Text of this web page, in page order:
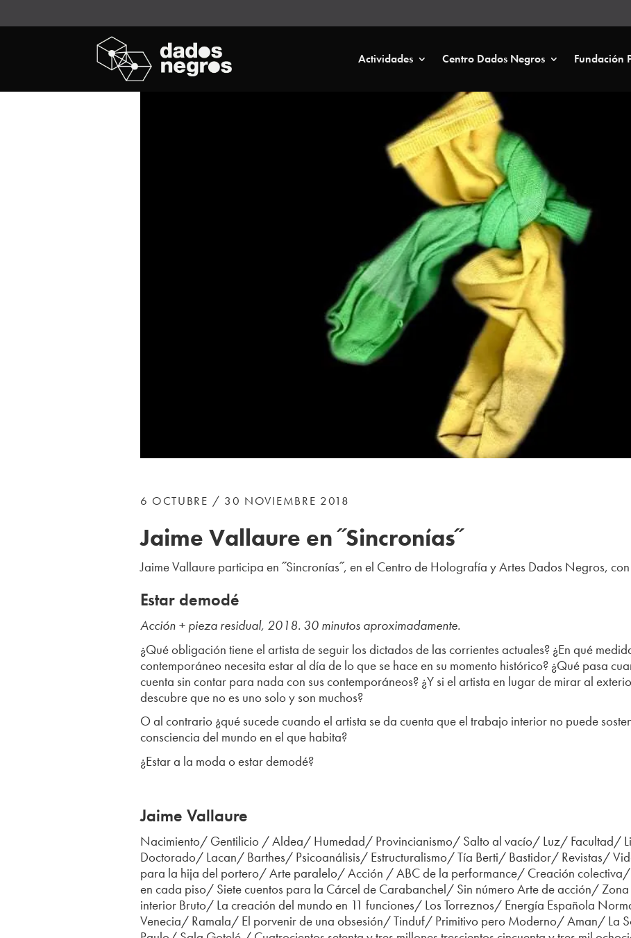
Actividades Centro Dados Negros Fundación
6 OCTUBRE / 30 NOVIEMBRE 2018
Jaime Vallaure en ˝Sincronías˝
Jaime Vallaure participa en ˝Sincronías˝, en el Centro de Holografía y Artes Dados Negros,
Estar demodé
Acción + pieza residual, 2018. 30 minutos aproximadamente.
¿Qué obligación tiene el artista de seguir los dictados de las corrientes actuales? ¿En qué
contemporáneo necesita estar al día de lo que se hace en su momento histórico? ¿Qué pasa
cuenta sin contar para nada con sus contemporáneos? ¿Y si el artista en lugar de mirar al
descubre que no es uno solo y son muchos?
O al contrario ¿qué sucede cuando el artista se da cuenta que el trabajo interior no puede
consciencia del mundo en el que habita?
¿Estar a la moda o estar demodé?
Jaime Vallaure
Nacimiento/ Gentilicio / Aldea/ Humedad/ Provincianismo/ Salto al vacío/ Luz/ Facultad/
Doctorado/ Lacan/ Barthes/ Psicoanálisis/ Estructuralismo/ Tía Berti/ Bastidor/ Revistas/
para la hija del portero/ Arte paralelo/ Acción / ABC de la performance/ Creación
en cada piso/ Siete cuentos para la Cárcel de Carabanchel/ Sin número Arte de acción/
interior Bruto/ La creación del mundo en 11 funciones/ Los Torreznos/ Energía Española
Venecia/ Ramala/ El porvenir de una obsesión/ Tinduf/ Primitivo pero Moderno/ Aman/ La